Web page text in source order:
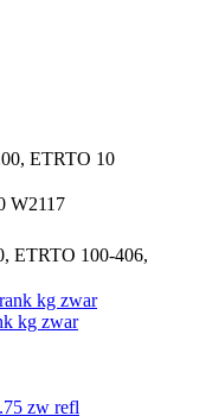
ETRTO 10
W2117
ETRTO 100-406,
kg zwar